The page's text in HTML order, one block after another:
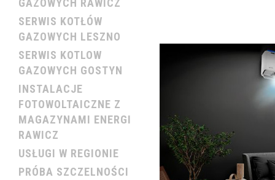
GAZOWYCH RAWICZ
SERWIS KOTŁÓW
GAZOWYCH LESZNO
SERWIS KOTLOW
GAZOWYCH GOSTYN
INSTALACJE
FOTOWOLTAICZNE Z
MAGAZYNAMI ENERGI
RAWICZ
USŁUGI W REGIONIE
PRÓBA SZCZELNOŚCI